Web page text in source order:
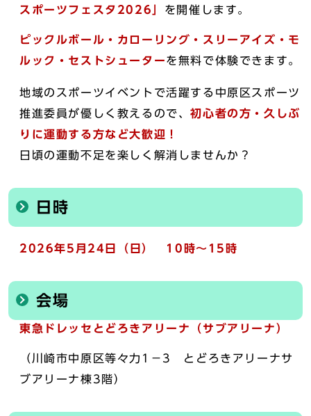
スポーツフェスタ2026」 を開催します。
ピックルボール・カローリング・スリーアイズ・モ
ルック・セストシューターを無料で体験できます。
地域のスポーツイベントで活躍する中原区スポーツ
推進委員が優しく教えるので、初心者の方・久しぶ
りに運動する方など大歓迎！
日頃の運動不足を楽しく解消しませんか？
日時
2026年5月24日（日） 10時～15時
会場
東急ドレッセとどろきアリーナ（サブアリーナ）
（川崎市中原区等々力1－3 とどろきアリーナサ
ブアリーナ棟3階）